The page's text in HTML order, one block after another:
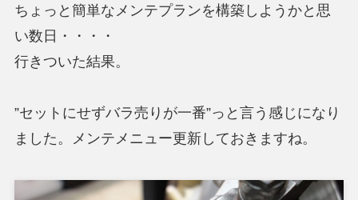
ちょっと簡単なメンテプランを構築しようかと思
い数日・・・・
行きついた結果。
”セットにせずバラ売りが一番”っと言う感じになり
ました。メンテメニュー更新しておきますね。